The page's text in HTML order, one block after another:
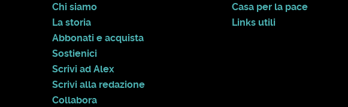
Chi siamo
La storia
Abbonati e acquista
Sostienici
Scrivi ad Alex
Scrivi alla redazione
Collabora
Casa per la pace
Links utili